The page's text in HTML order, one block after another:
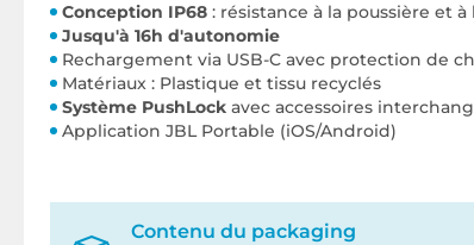
Conception IP68 : résistance à la poussière et à
Jusqu'à 16h d'autonomie
Rechargement via USB-C avec protection de
Matériaux : Plastique et tissu recyclés
Système PushLock avec accessoires
Application JBL Portable (iOS/Android)
Contenu du packaging